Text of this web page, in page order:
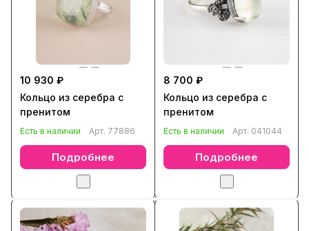
10 930 ₽
Кольцо из серебра с
пренитом
Есть в наличии Арт. 77886
Подробнее
8 700 ₽
Кольцо из серебра с
пренитом
Есть в наличии Арт. 041044
Подробнее